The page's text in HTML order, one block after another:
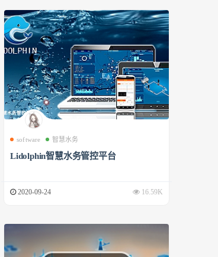
software 智慧水务
Lidolphin智慧水务管控平台
2020-09-24 16.59K